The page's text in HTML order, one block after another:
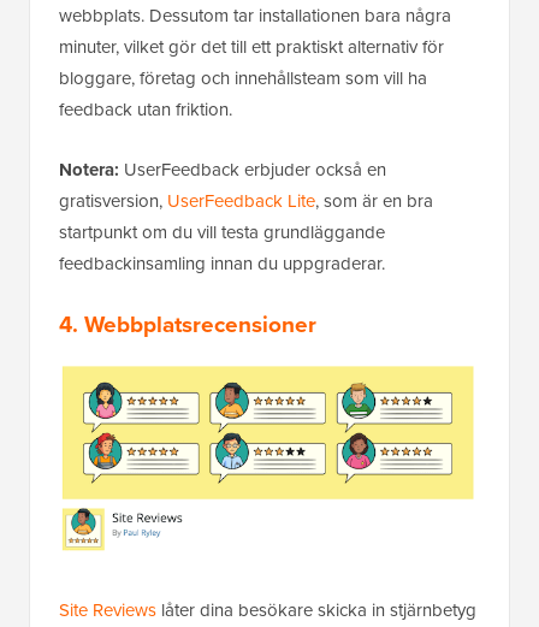
webbplats. Dessutom tar installationen bara några
minuter, vilket gör det till ett praktiskt alternativ för
bloggare, företag och innehållsteam som vill ha
feedback utan friktion.
Notera: UserFeedback erbjuder också en
gratisversion, UserFeedback Lite, som är en bra
startpunkt om du vill testa grundläggande
feedbackinsamling innan du uppgraderar.
4. Webbplatsrecensioner
Site Reviews låter dina besökare skicka in stjärnbetyg